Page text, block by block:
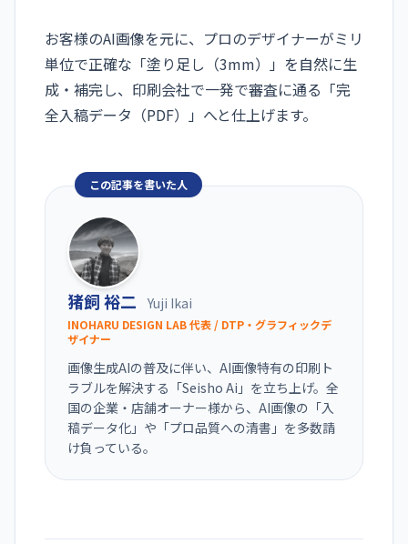
お客様のAI画像を元に、プロのデザイナーがミリ
単位で正確な「塗り足し（3mm）」を自然に生
成・補完し、印刷会社で一発で審査に通る「完
全入稿データ（PDF）」へと仕上げます。
この記事を書いた人
猪飼 裕二 Yuji Ikai
INOHARU DESIGN LAB 代表 / DTP・グラフィックデ
ザイナー
画像生成AIの普及に伴い、AI画像特有の印刷ト
ラブルを解決する「Seisho Ai」を立ち上げ。全
国の企業・店舗オーナー様から、AI画像の「入
稿データ化」や「プロ品質への清書」を多数請
け負っている。